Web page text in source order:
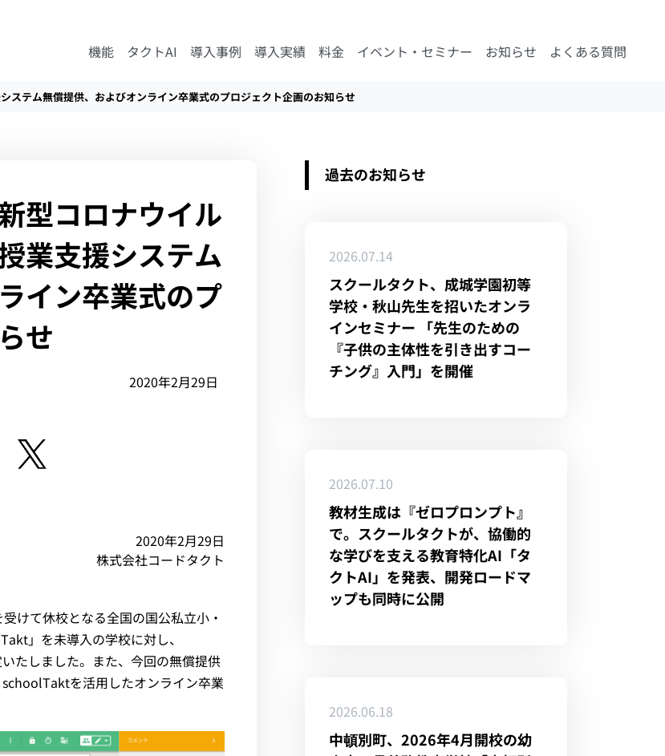
機能 タクトAI 導入事例 導入実績 料金 イベント・セミナー お知らせ よくある質問
ステム無償提供、およびオンライン卒業式のプロジェクト企画のお知らせ
型コロナウイル
業支援システム
イン卒業式のプ
せ
2020年2月29日
2020年2月29日
株式会社コードタクト
けて休校となる全国の国公私立小・
」を未導入の学校に対し、
たしました。また、今回の無償提供
を活用したオンライン卒業
過去のお知らせ
2026.07.14
スクールタクト、成城学園初等
学校・秋山先生を招いたオンラ
インセミナー 「先生のための
『子供の主体性を引き出すコー
チング』入門」を開催
2026.07.10
教材生成は『ゼロプロンプト』
で。スクールタクトが、協働的
な学びを支える教育特化AI「タ
クトAI」を発表、開発ロードマ
ップも同時に公開
2026.06.18
中頓別町、2026年4月開校の幼